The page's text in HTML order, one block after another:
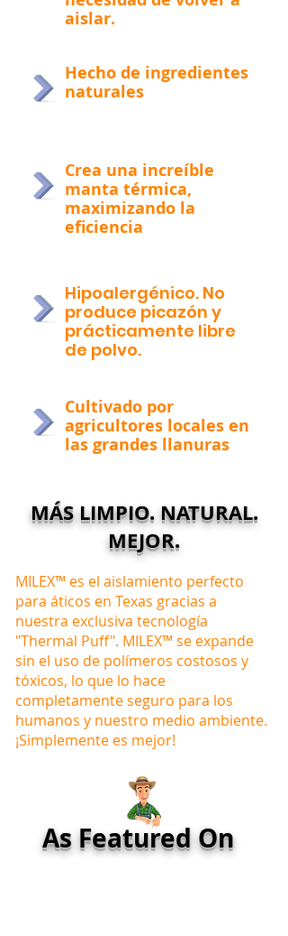
aislar.
Hecho de ingredientes
naturales
Crea una increíble
manta térmica,
maximizando la
eficiencia
Hipoalergénico. No
produce picazón y
prácticamente libre
de polvo.
Cultivado por
agricultores locales en
las grandes llanuras
MÁS LIMPIO. NATURAL.
MEJOR.
MILEX™ es el aislamiento perfecto
para áticos en Texas gracias a
nuestra exclusiva tecnología
"Thermal Puff". MILEX™ se expande
sin el uso de polímeros costosos y
tóxicos, lo que lo hace
completamente seguro para los
humanos y nuestro medio ambiente.
¡Simplemente es mejor!
As Featured On